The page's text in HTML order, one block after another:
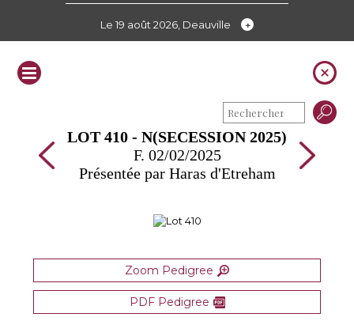
Le 19 août 2026, Deauville
LOT 410 - N(SECESSION 2025)
F. 02/02/2025
Présentée par Haras d'Etreham
Zoom Pedigree
PDF Pedigree